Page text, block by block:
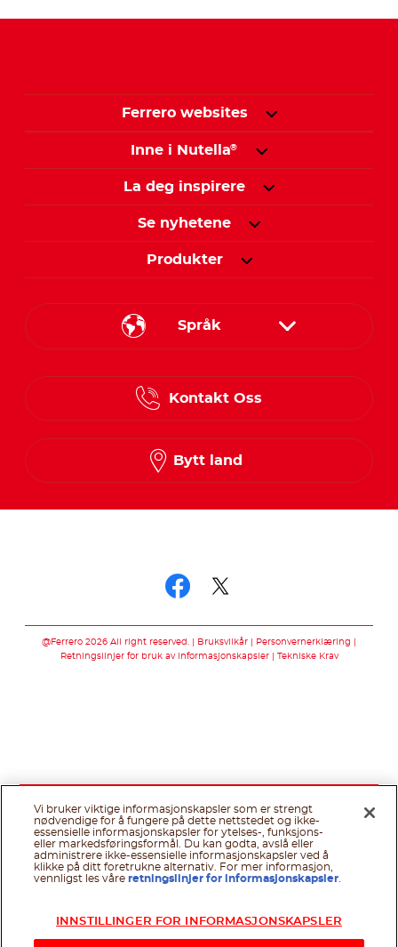
Ferrero websites
Inne i Nutella®
La deg inspirere
Se nyhetene
Produkter
Språk
Norwegian
Kontakt Oss
Bytt land
@Ferrero 2026 All right reserved. Bruksvilkår
Personvernerklæring
Retningslinjer for bruk av informasjonskapsler
Tekniske Krav
Vi bruker viktige informasjonskapsler som er strengt
nødvendige for å fungere på dette nettstedet og ikke-
essensielle informasjonskapsler for ytelses-, funksjons-
eller markedsføringsformål. Du kan godta, avslå eller
administrere ikke-essensielle informasjonskapsler ved å
klikke på ditt foretrukne alternativ. For mer informasjon,
vennligst les våreretningslinjer for informasjonskapsler
INNSTILLINGER FOR INFORMASJONSKAPSLER